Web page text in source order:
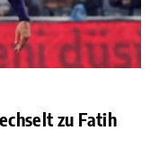
zu Fatih